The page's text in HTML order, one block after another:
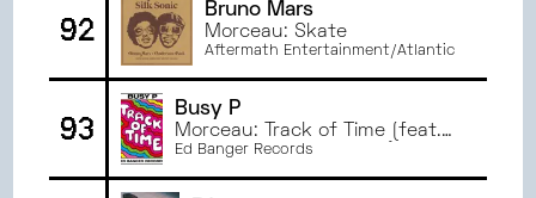
92
Bruno Mars
Morceau: Skate
Aftermath Entertainment/Atlantic
93
Busy P
Morceau: Track of Time (feat.
Haich Ber Na & Shay Lia)
Ed Banger Records